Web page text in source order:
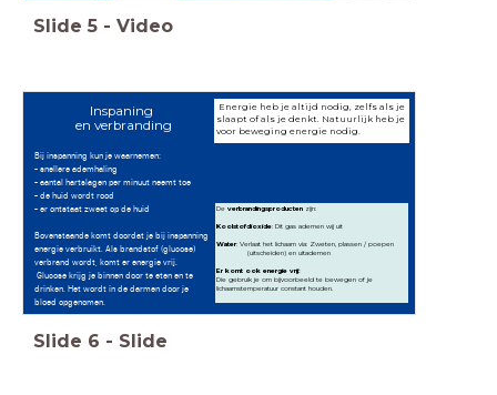
Slide 5 - Video
Inspaning
en verbranding
Bij inspanning kun je waarnemen:
- snellere ademhaling
- aantal hartslagen per minuut neemt toe
- de huid wordt rood
- er ontstaat zweet op de huid
Bovenstaande komt doordat je bij inspanning
energie verbruikt. Als brandstof (glucose)
verbrand wordt, komt er energie vrij.
Glucose krijg je binnen door te eten en te
drinken. Het wordt in de darmen door je
bloed opgenomen.
De verbrandingsproductenzijn:
Koolstofdioxide: Dit gas ademen wij uit
Water: Verlaat het lichaam via: Zweten, plassen / poepen
(uitscheiden) en uitademen
Er komt ook energie vrij:
Die gebruik je om bijvoorbeeld te bewegen of je
lichaamstemperatuur constant houden.
Energie heb je altijd nodig, zelfs als je
slaapt of als je denkt. Natuurlijk heb je
voor beweging energie nodig.
Slide 6 - Slide